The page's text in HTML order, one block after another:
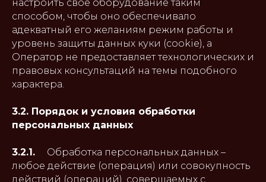
настроить свое оборудование таким
способом, чтобы оно обеспечивало
адекватный его желаниям режим работы и
уровень защиты данных куки (cookie), а
Оператор не предоставляет технологических и
правовых консультаций на темы подобного
характера.
3.2. Порядок и условия обработки
персональных данных
3.2.1. Обработка персональных данных –
любое действие (операция) или совокупность
действий (операций), совершаемых с